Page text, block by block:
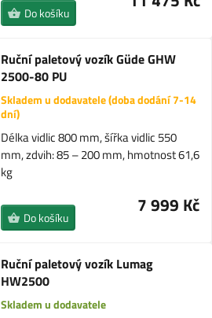
Do košíku
Ruční paletový vozík Güde GHW
2500-80 PU
Skladem u dodavatele (doba dodání 7-14
dní)
Délka vidlic 800 mm, šířka vidlic 550
mm, zdvih: 85 – 200 mm, hmotnost 61,6
kg
7 999 Kč
Do košíku
Ruční paletový vozík Lumag
HW2500
Skladem u dodavatele